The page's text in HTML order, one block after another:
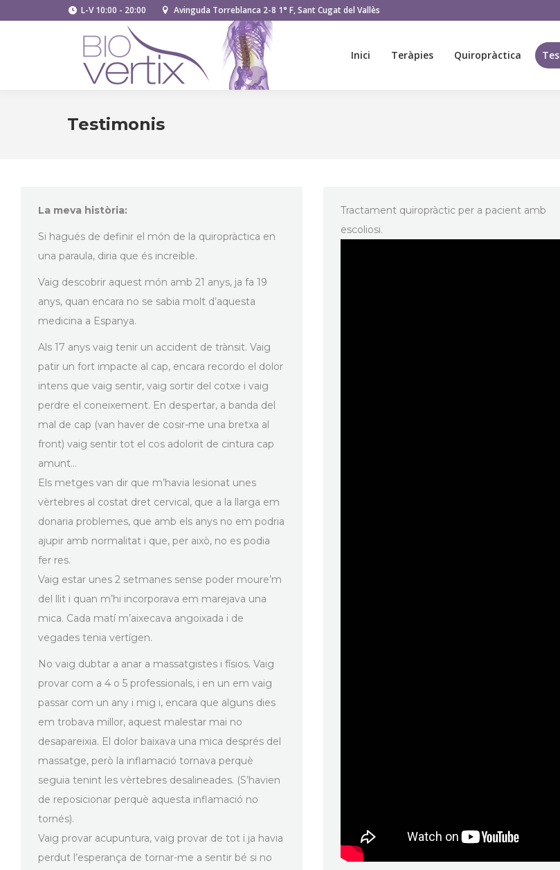
L-V 10:00 - 20:00 Avinguda Torreblanca 2-8 1° F, Sant Cugat del Vallès
Inici Teràpies Quiropràctica
Testimonis
La meva història:
Si hagués de definir el món de la quiropràctica en
una paraula, diria que és increïble.
Vaig descobrir aquest món amb 21 anys, ja fa 19
anys, quan encara no se sabia molt d’aquesta
medicina a Espanya.
Als 17 anys vaig tenir un accident de trànsit. Vaig
patir un fort impacte al cap, encara recordo el dolor
intens que vaig sentir, vaig sortir del cotxe i vaig
perdre el coneixement. En despertar, a banda del
mal de cap (van haver de cosir-me una bretxa al
front) vaig sentir tot el cos adolorit de cintura cap
amunt…
Els metges van dir que m’havia lesionat unes
vèrtebres al costat dret cervical, que a la llarga em
donaria problemes, que amb els anys no em podria
ajupir amb normalitat i que, per això, no es podia
fer res.
Vaig estar unes 2 setmanes sense poder moure’m
del llit i quan m’hi incorporava em marejava una
mica. Cada matí m’aixecava angoixada i de
vegades tenia vertígen.
No vaig dubtar a anar a massatgistes i físios. Vaig
provar com a 4 o 5 professionals, i en un em vaig
passar com un any i mig i, encara que alguns dies
em trobava millor, aquest malestar mai no
desapareixia. El dolor baixava una mica després del
massatge, però la inflamació tornava perquè
seguia tenint les vèrtebres desalineades. (S’havien
de reposicionar perquè aquesta inflamació no
tornés).
Vaig provar acupuntura, vaig provar de tot i ja havia
perdut l’esperança de tornar-me a sentir bé si no
Tractament quiropràctic per a pacient amb
escoliosi.